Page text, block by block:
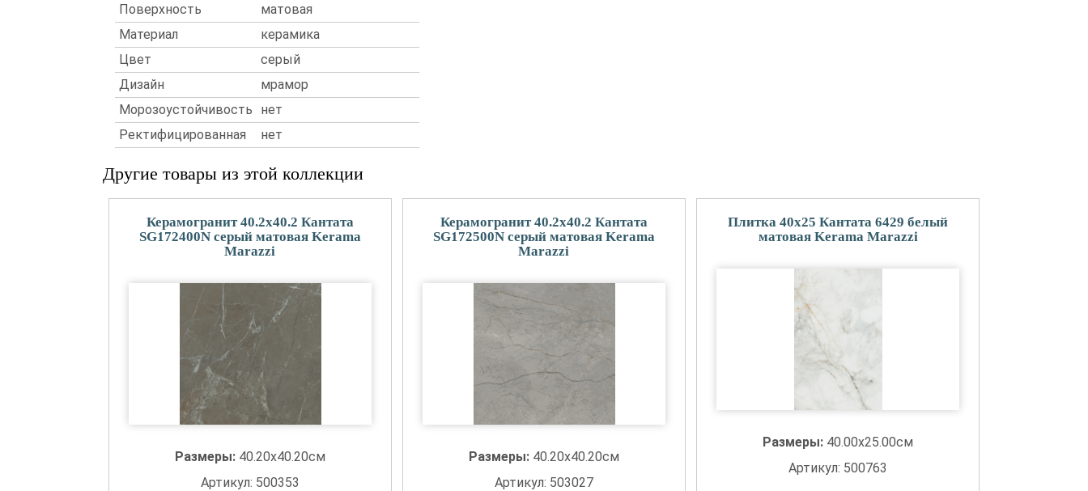
Поверхность
матовая
Материал
керамика
Цвет
серый
Дизайн
мрамор
Морозоустойчивость
нет
Ректифицированная
нет
Другие товары из этой коллекции
Керамогранит 40.2x40.2 Кантата
SG172400N серый матовая Kerama
Marazzi
Размеры: 40.20x40.20см
Артикул: 500353
Керамогранит 40.2x40.2 Кантата
SG172500N серый матовая Kerama
Marazzi
Размеры: 40.20x40.20см
Артикул: 503027
Плитка 40x25 Кантата 6429 белый
матовая Kerama Marazzi
Размеры: 40.00x25.00см
Артикул: 500763